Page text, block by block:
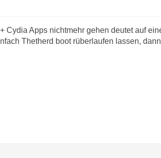
Cydia Apps nichtmehr gehen deutet auf
Thetherd boot rüberlaufen lassen,